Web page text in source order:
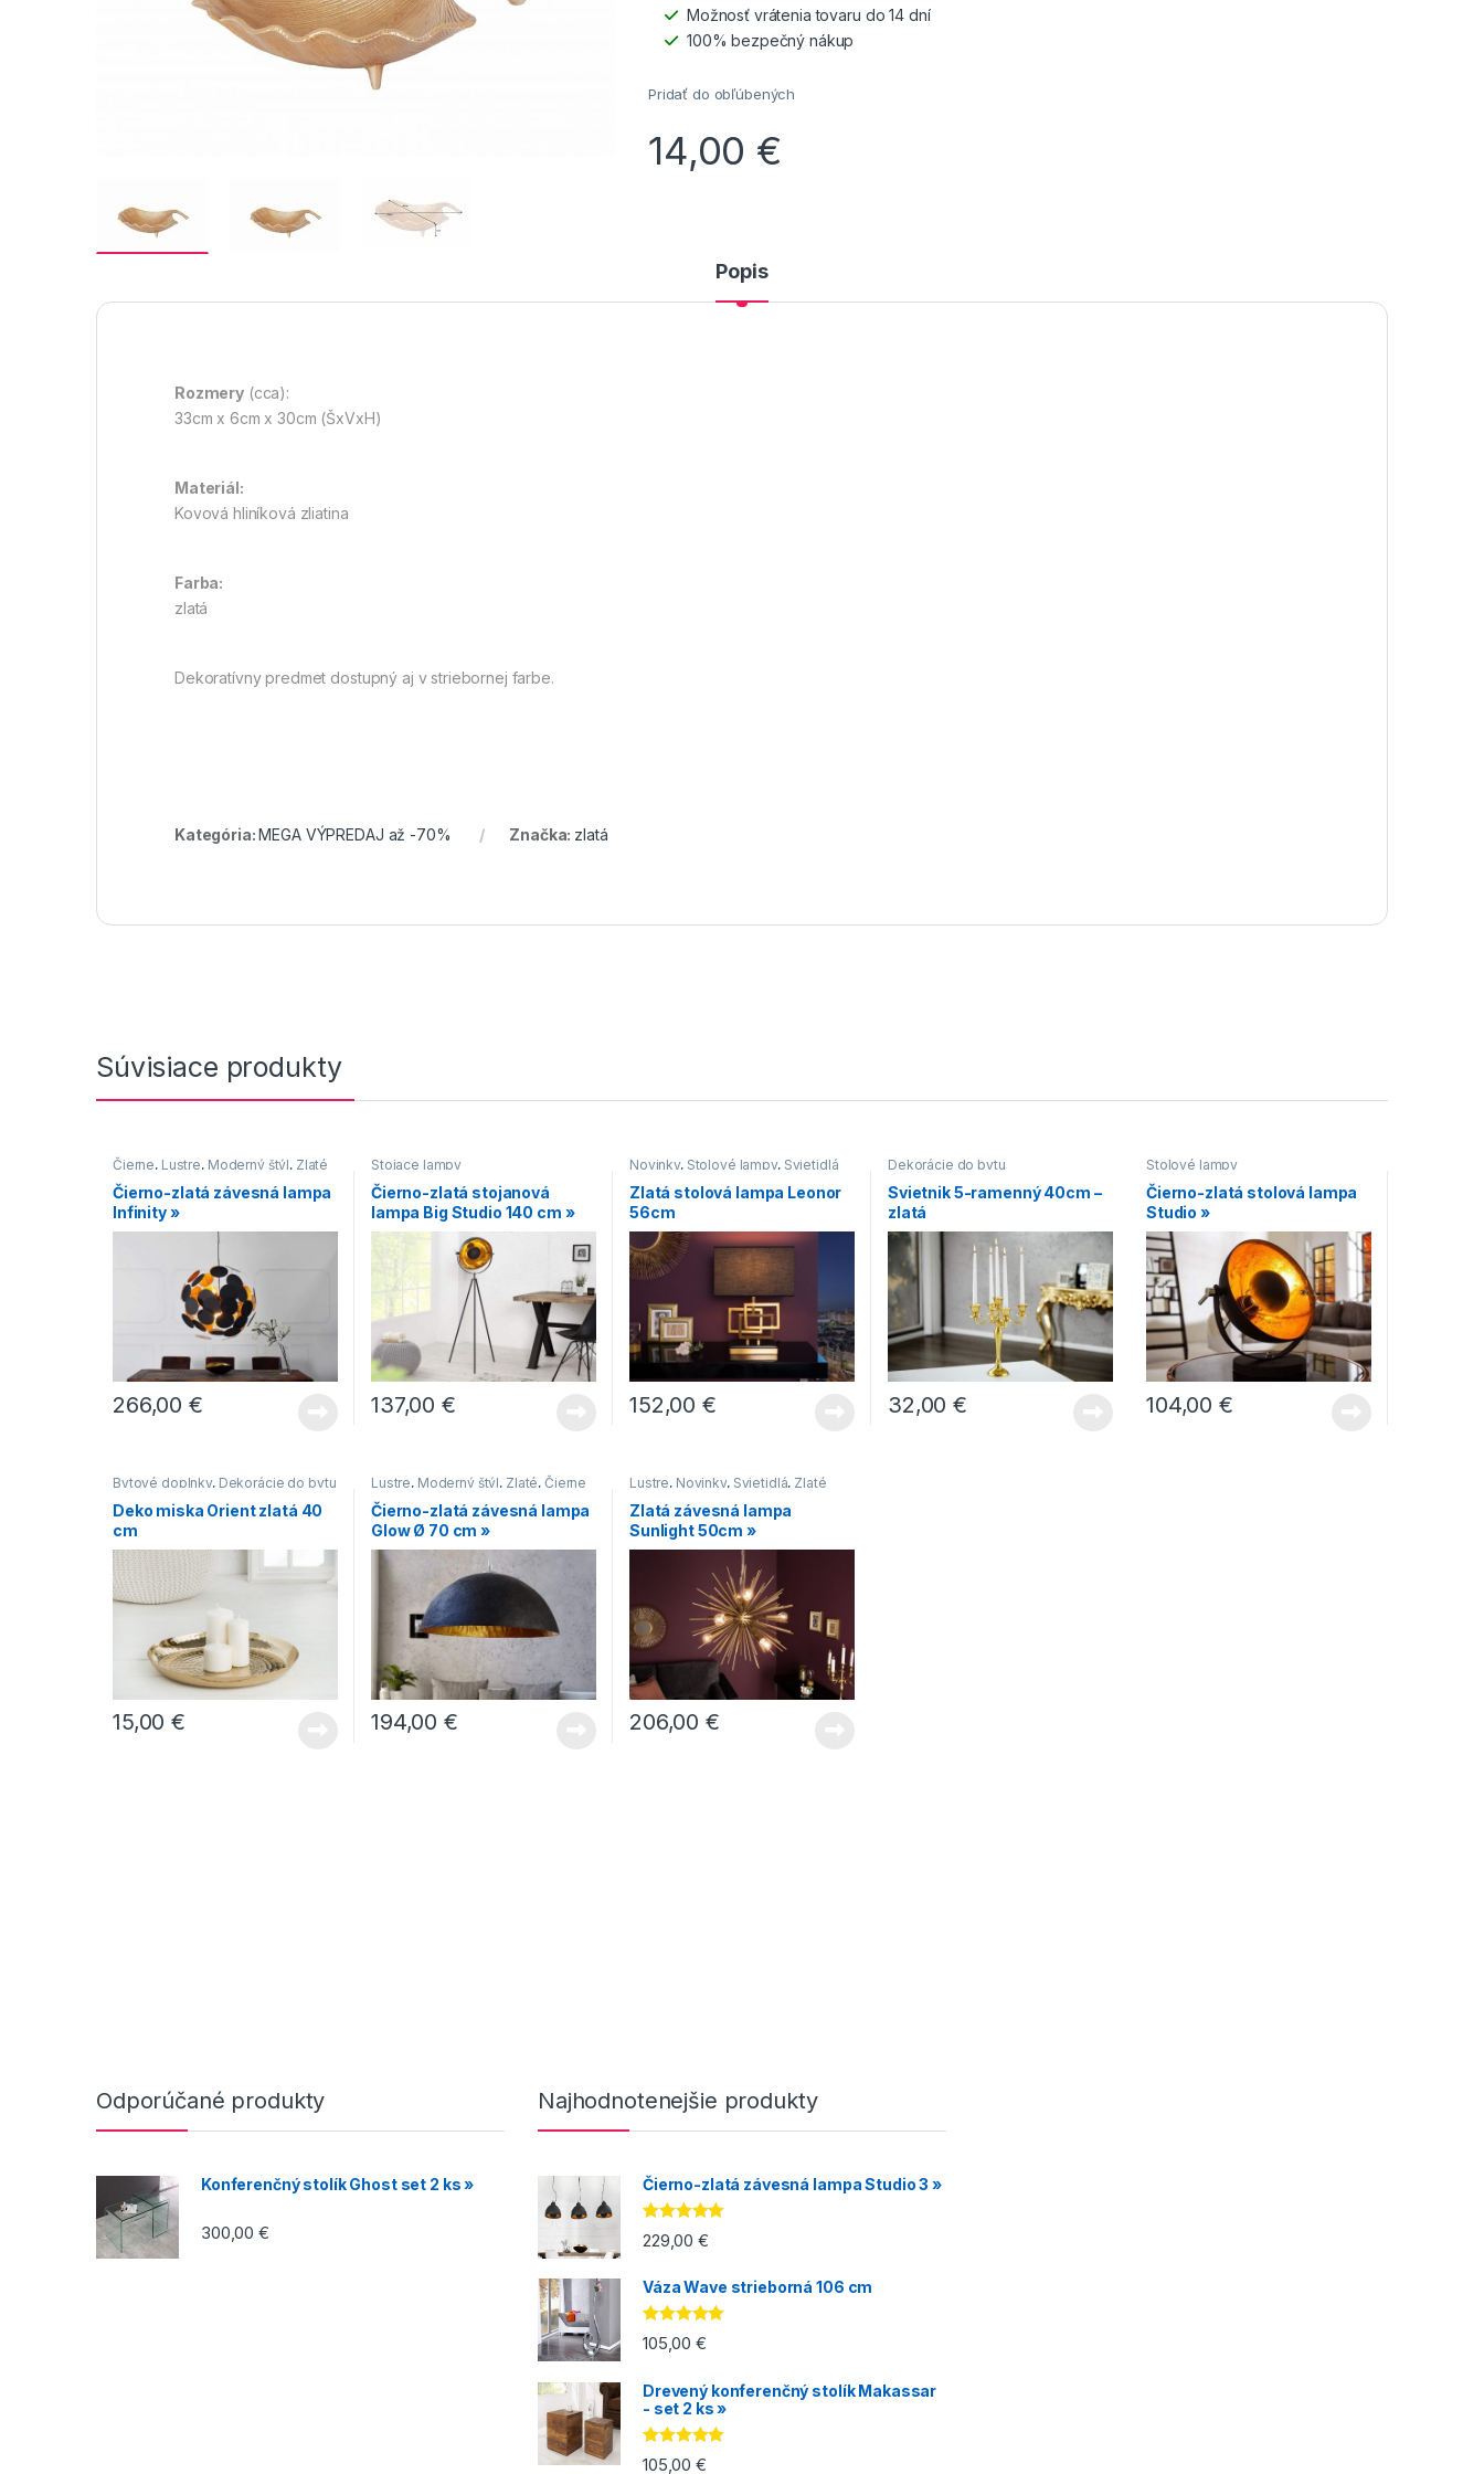
Možnosť vrátenia tovaru do 14 dní
100% bezpečný nákup
Pridať do obľúbených
14,00 €
Popis
Rozmery (cca):
33cm x 6cm x 30cm (ŠxVxH)
Materiál:
Kovová hliníková zliatina
Farba:
zlatá
Dekoratívny predmet dostupný aj v striebornej farbe.
Kategória: MEGA VÝPREDAJ až -70% Značka: zlatá
Súvisiace produkty
Čierne, Lustre, Moderný štýl, Zlaté
Čierno-zlatá závesná lampa
Infinity »
266,00€
Stojace lampy
Čierno-zlatá stojanová
lampa Big Studio 140 cm »
137,00€
Novinky, Stolové lampy, Svietidlá
Zlatá stolová lampa Leonor
56cm
152,00€
Dekorácie do bytu
Svietnik 5-ramenný 40cm –
zlatá
32,00€
Stolové lampy
Čierno-zlatá stolová lampa
Studio »
104,00€
Bytové doplnky, Dekorácie do bytu
Deko miska Orient zlatá 40
cm
15,00€
Lustre, Moderný štýl, Zlaté, Čierne
Čierno-zlatá závesná lampa
Glow Ø 70 cm »
194,00€
Lustre, Novinky, Svietidlá, Zlaté
Zlatá závesná lampa
Sunlight 50cm »
206,00€
Odporúčané produkty
Konferenčný stolík Ghost set 2 ks »
300,00€
Najhodnotenejšie produkty
Čierno-zlatá závesná lampa Studio 3 »
Hodnotenie
5.00z 5
229,00€
Váza Wave strieborná 106 cm
Hodnotenie
5.00z 5
105,00€
Drevený konferenčný stolík Makassar
- set 2 ks »
Hodnotenie
105,00€